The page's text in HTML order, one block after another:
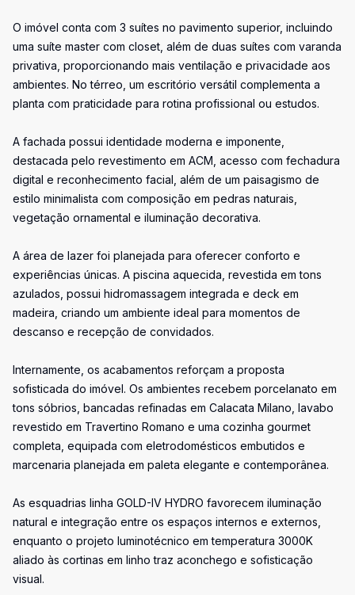
O imóvel conta com 3 suítes no pavimento superior, incluindo
uma suíte master com closet, além de duas suítes com varanda
privativa, proporcionando mais ventilação e privacidade aos
ambientes. No térreo, um escritório versátil complementa a
planta com praticidade para rotina profissional ou estudos.
A fachada possui identidade moderna e imponente,
destacada pelo revestimento em ACM, acesso com fechadura
digital e reconhecimento facial, além de um paisagismo de
estilo minimalista com composição em pedras naturais,
vegetação ornamental e iluminação decorativa.
A área de lazer foi planejada para oferecer conforto e
experiências únicas. A piscina aquecida, revestida em tons
azulados, possui hidromassagem integrada e deck em
madeira, criando um ambiente ideal para momentos de
descanso e recepção de convidados.
Internamente, os acabamentos reforçam a proposta
sofisticada do imóvel. Os ambientes recebem porcelanato em
tons sóbrios, bancadas refinadas em Calacata Milano, lavabo
revestido em Travertino Romano e uma cozinha gourmet
completa, equipada com eletrodomésticos embutidos e
marcenaria planejada em paleta elegante e contemporânea.
As esquadrias linha GOLD-IV HYDRO favorecem iluminação
natural e integração entre os espaços internos e externos,
enquanto o projeto luminotécnico em temperatura 3000K
aliado às cortinas em linho traz aconchego e sofisticação
visual.